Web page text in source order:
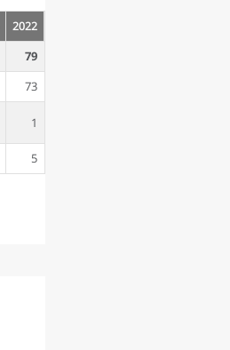
2022
79
73
1
5